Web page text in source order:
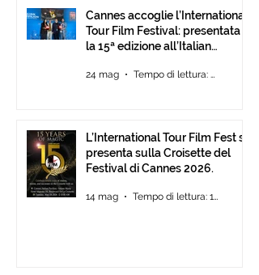
Cannes accoglie l’International
Tour Film Festival: presentata
la 15ª edizione all’Italian
24 mag Tempo di lettura: 2 min
L’International Tour Film Fest si
presenta sulla Croisette del
Festival di Cannes 2026.
14 mag Tempo di lettura: 1 min